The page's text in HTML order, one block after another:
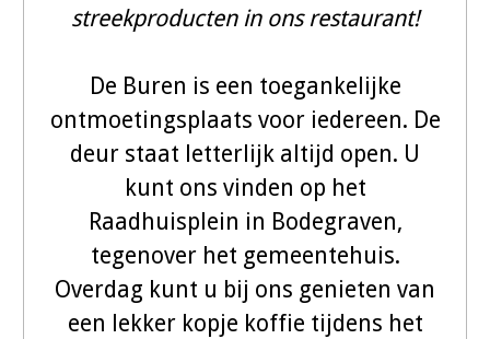
streekproducten in ons restaurant!
De Buren is een toegankelijke
ontmoetingsplaats voor iedereen. De
deur staat letterlijk altijd open. U
kunt ons vinden op het
Raadhuisplein in Bodegraven,
tegenover het gemeentehuis.
Overdag kunt u bij ons genieten van
een lekker kopje koffie tijdens het